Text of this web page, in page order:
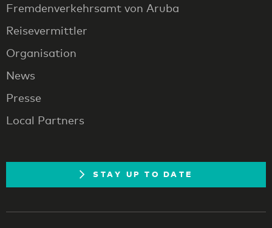
Fremdenverkehrsamt von Aruba
Reisevermittler
Organisation
News
Presse
Local Partners
STAY UP TO DATE